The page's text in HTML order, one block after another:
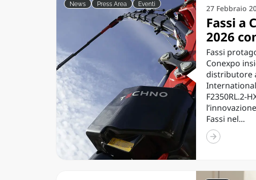
News Press Area Eventi 27 Febbraio
Fassi a
2026
Fassi
Conexpo
distributore
F2350RL.2-
Fassi nel...